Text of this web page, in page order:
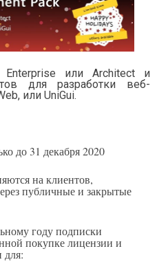
Enterprise или Architect и
для разработки веб-
или UniGui.
до 31 декабря 2020
на клиентов,
публичные и закрытые
году подписки
покупке лицензии и
для: